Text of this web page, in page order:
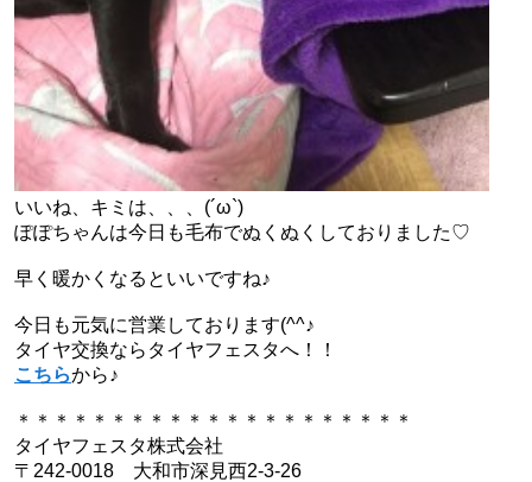
いいね、キミは、、、(´ω`)
ぽぽちゃんは今日も毛布でぬくぬくしておりました♡
早く暖かくなるといいですね♪
今日も元気に営業しております(^^♪
タイヤ交換ならタイヤフェスタへ！！
こちらから♪
＊＊＊＊＊＊＊＊＊＊＊＊＊＊＊＊＊＊＊＊＊
タイヤフェスタ株式会社
〒242-0018 大和市深見西2-3-26